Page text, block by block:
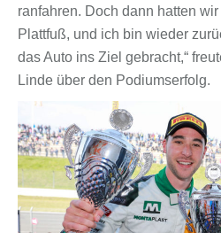
ranfahren. Doch dann hatten
Plattfuß, und ich bin wieder
das Auto ins Ziel gebracht,“
Linde über den Podiumserfolg.